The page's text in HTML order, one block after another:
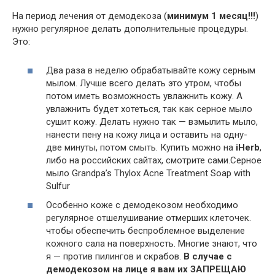
На период лечения от демодекоза (минимум 1 месяц!!!)
нужно регулярное делать дополнительные процедуры.
Это:
Два раза в неделю обрабатывайте кожу серным
мылом. Лучше всего делать это утром, чтобы
потом иметь возможность увлажнить кожу. А
увлажнить будет хотеться, так как серное мыло
сушит кожу. Делать нужно так — взмылить мыло,
нанести пену на кожу лица и оставить на одну-
две минуты, потом смыть. Купить можно на iHerb,
либо на российских сайтах, смотрите сами.Серное
мыло Grandpa’s Thylox Acne Treatment Soap with
Sulfur
Особенно коже с демодекозом необходимо
регулярное отшелушивание отмерших клеточек.
чтобы обеспечить беспроблемное выделение
кожного сала на поверхность. Многие знают, что
я — против пилингов и скрабов. В случае с
демодекозом на лице я вам их ЗАПРЕЩАЮ